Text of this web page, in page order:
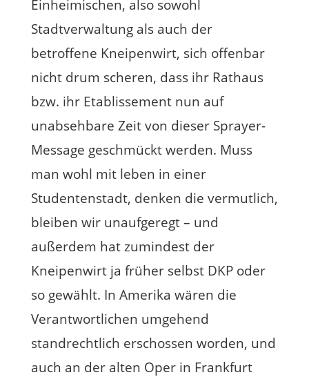
Einheimischen, also sowohl
Stadtverwaltung als auch der
betroffene Kneipenwirt, sich offenbar
nicht drum scheren, dass ihr Rathaus
bzw. ihr Etablissement nun auf
unabsehbare Zeit von dieser Sprayer-
Message geschmückt werden. Muss
man wohl mit leben in einer
Studentenstadt, denken die vermutlich,
bleiben wir unaufgeregt – und
außerdem hat zumindest der
Kneipenwirt ja früher selbst DKP oder
so gewählt. In Amerika wären die
Verantwortlichen umgehend
standrechtlich erschossen worden, und
auch an der alten Oper in Frankfurt